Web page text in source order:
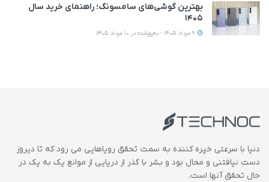
بهترین گوشی‌های سامسونگ؛ راهنمای خرید سال
۱۴۰۵
دنیا با سرعتی خیره کننده به سمت تحقق رویاهایی می رود که تا دیروز
دست نیافتنی و محال بود و بشر با گذر از دریایی از موانع یک به یک در
حال تحقق آنها است.